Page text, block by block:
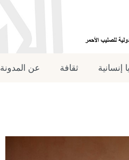
إنسانية ثقافة عن المدونة